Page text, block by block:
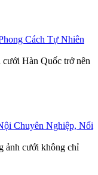
Cách Tự Nhiên
Hàn Quốc trở nên
Chuyên Nghiệp, Nổi
ảnh cưới không chỉ